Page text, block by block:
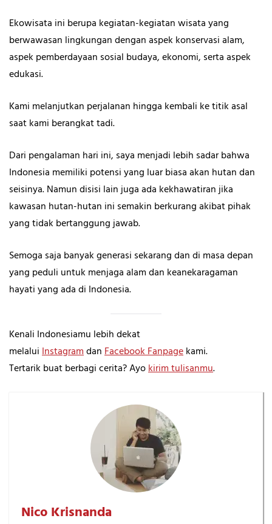
Ekowisata ini berupa kegiatan-kegiatan wisata yang
berwawasan lingkungan dengan aspek konservasi alam,
aspek pemberdayaan sosial budaya, ekonomi, serta aspek
edukasi.
Kami melanjutkan perjalanan hingga kembali ke titik asal
saat kami berangkat tadi.
Dari pengalaman hari ini, saya menjadi lebih sadar bahwa
Indonesia memiliki potensi yang luar biasa akan hutan dan
seisinya. Namun disisi lain juga ada kekhawatiran jika
kawasan hutan-hutan ini semakin berkurang akibat pihak
yang tidak bertanggung jawab.
Semoga saja banyak generasi sekarang dan di masa depan
yang peduli untuk menjaga alam dan keanekaragaman
hayati yang ada di Indonesia.
Kenali Indonesiamu lebih dekat
melaluiInstagramdanFacebook Fanpagekami.
Tertarik buat berbagi cerita? Ayokirim tulisanmu.
Nico Krisnanda